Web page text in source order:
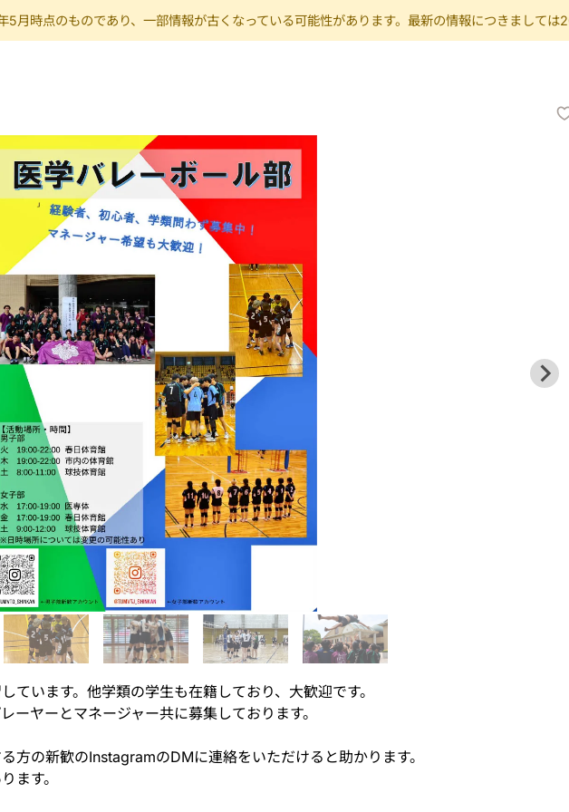
月時点のものであり、一部情報が古くなっている可能性があります。最新の情報につきましては
ています。他学類の学生も在籍しており、大歓迎です。
ーヤーとマネージャー共に募集しております。
方の新歓のInstagramのDMに連絡をいただけると助かります。
ます。